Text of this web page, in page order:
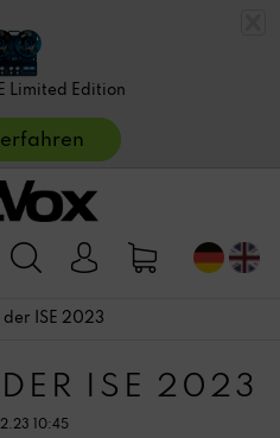
Limited Edition
der ISE 2023
ISE 2023
10:45